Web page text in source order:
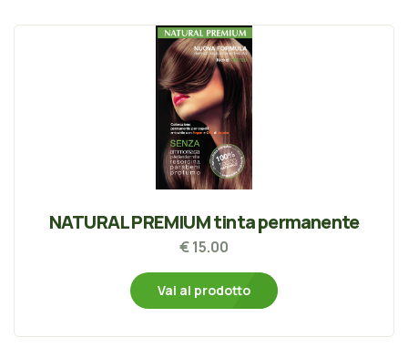
NATURAL PREMIUM tinta permanente
€ 15.00
Vai al prodotto